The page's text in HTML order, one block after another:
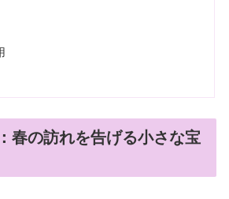
春の訪れを告げる小さな宝